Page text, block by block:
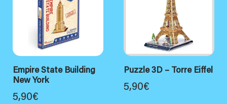
Empire State Building
New York
5,90€
Puzzle 3D – Torre Eiffel
5,90€